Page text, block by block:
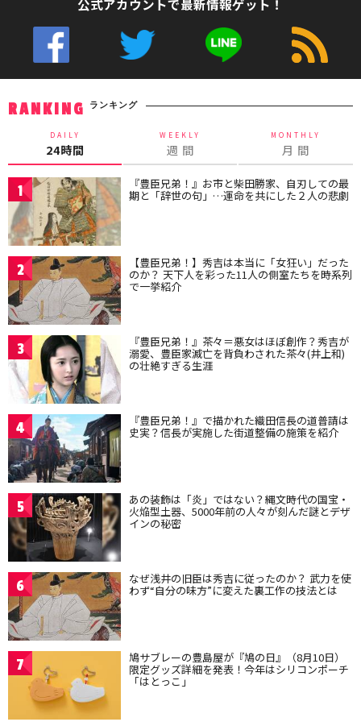
公式アカウントで最新情報ゲット！
RANKING ランキング
DAILY
24時間
WEEKLY
週 間
MONTHLY
月 間
1 『豊臣兄弟！』お市と柴田勝家、自刃しての最
期と「辞世の句」…運命を共にした２人の悲劇
2 【豊臣兄弟！】秀吉は本当に「女狂い」だった
のか？ 天下人を彩った11人の側室たちを時系列
で一挙紹介
3 『豊臣兄弟！』茶々＝悪女はほぼ創作？秀吉が
溺愛、豊臣家滅亡を背負わされた茶々(井上和)
の壮絶すぎる生涯
4 『豊臣兄弟！』で描かれた織田信長の道普請は
史実？信長が実施した街道整備の施策を紹介
5 あの装飾は「炎」ではない？縄文時代の国宝・
火焔型土器、5000年前の人々が刻んだ謎とデザ
インの秘密
6 なぜ浅井の旧臣は秀吉に従ったのか？ 武力を使
わず“自分の味方”に変えた裏工作の技法とは
7 鳩サブレーの豊島屋が『鳩の日』（8月10日）
限定グッズ詳細を発表！今年はシリコンポーチ
「はとっこ」